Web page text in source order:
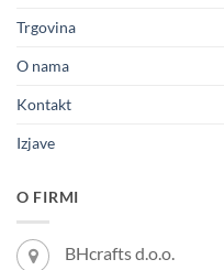
Trgovina
O nama
Kontakt
Izjave
O FIRMI
BHcrafts d.o.o.